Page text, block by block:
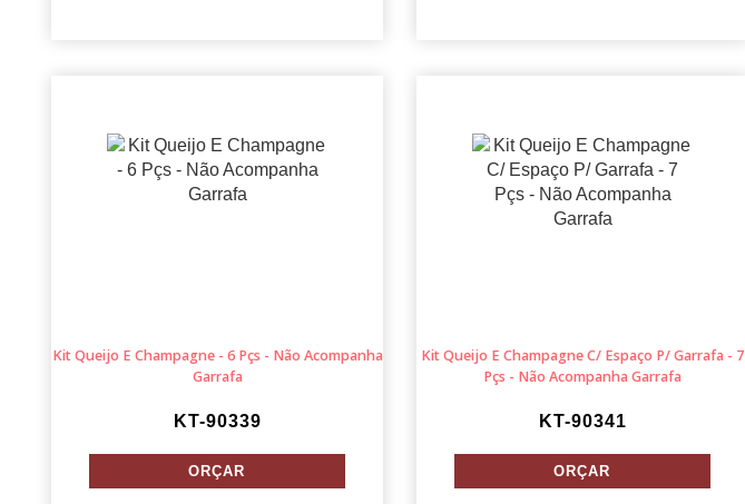
Kit Queijo E Champagne - 6 Pçs - Não Acompanha
Garrafa
KT-90339
Kit Queijo E Champagne C/ Espaço P/ Garrafa - 7
Pçs - Não Acompanha Garrafa
KT-90341